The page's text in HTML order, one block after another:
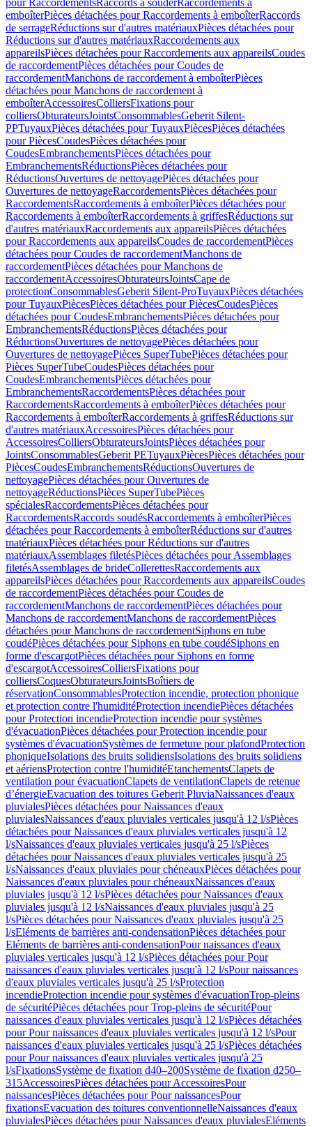
pour RaccordementsRaccords à souderRaccordements à
emboîterPièces détachées pour Raccordements à emboîterRaccords
de serrageRéductions sur d'autres matériauxPièces détachées pour
Réductions sur d'autres matériauxRaccordements aux
appareilsPièces détachées pour Raccordements aux appareilsCoudes
de raccordementPièces détachées pour Coudes de
raccordementManchons de raccordement à emboîterPièces
détachées pour Manchons de raccordement à
emboîterAccessoiresColliersFixations pour
colliersObturateursJointsConsommablesGeberit Silent-
PPTuyauxPièces détachées pour TuyauxPiècesPièces détachées
pour PiècesCoudesPièces détachées pour
CoudesEmbranchementsPièces détachées pour
EmbranchementsRéductionsPièces détachées pour
RéductionsOuvertures de nettoyagePièces détachées pour
Ouvertures de nettoyageRaccordementsPièces détachées pour
RaccordementsRaccordements à emboîterPièces détachées pour
Raccordements à emboîterRaccordements à griffesRéductions sur
d'autres matériauxRaccordements aux appareilsPièces détachées
pour Raccordements aux appareilsCoudes de raccordementPièces
détachées pour Coudes de raccordementManchons de
raccordementPièces détachées pour Manchons de
raccordementAccessoiresObturateursJointsCape de
protectionConsommablesGeberit Silent-ProTuyauxPièces détachées
pour TuyauxPiècesPièces détachées pour PiècesCoudesPièces
détachées pour CoudesEmbranchementsPièces détachées pour
EmbranchementsRéductionsPièces détachées pour
RéductionsOuvertures de nettoyagePièces détachées pour
Ouvertures de nettoyagePièces SuperTubePièces détachées pour
Pièces SuperTubeCoudesPièces détachées pour
CoudesEmbranchementsPièces détachées pour
EmbranchementsRaccordementsPièces détachées pour
RaccordementsRaccordements à emboîterPièces détachées pour
Raccordements à emboîterRaccordements à griffesRéductions sur
d'autres matériauxAccessoiresPièces détachées pour
AccessoiresColliersObturateursJointsPièces détachées pour
JointsConsommablesGeberit PETuyauxPiècesPièces détachées pour
PiècesCoudesEmbranchementsRéductionsOuvertures de
nettoyagePièces détachées pour Ouvertures de
nettoyageRéductionsPièces SuperTubePièces
spécialesRaccordementsPièces détachées pour
RaccordementsRaccords soudésRaccordements à emboîterPièces
détachées pour Raccordements à emboîterRéductions sur d'autres
matériauxPièces détachées pour Réductions sur d'autres
matériauxAssemblages filetésPièces détachées pour Assemblages
filetésAssemblages de brideCollerettesRaccordements aux
appareilsPièces détachées pour Raccordements aux appareilsCoudes
de raccordementPièces détachées pour Coudes de
raccordementManchons de raccordementPièces détachées pour
Manchons de raccordementManchons de raccordementPièces
détachées pour Manchons de raccordementSiphons en tube
coudéPièces détachées pour Siphons en tube coudéSiphons en
forme d'escargotPièces détachées pour Siphons en forme
d'escargotAccessoiresColliersFixations pour
colliersCoquesObturateursJointsBoîtiers de
réservationConsommablesProtection incendie, protection phonique
et protection contre l'humiditéProtection incendiePièces détachées
pour Protection incendieProtection incendie pour systèmes
d'évacuationPièces détachées pour Protection incendie pour
systèmes d'évacuationSystèmes de fermeture pour plafondProtection
phoniqueIsolations des bruits solidiensIsolations des bruits solidiens
et aériensProtection contre l'humiditéEtanchementsClapets de
ventilation pour évacuationClapets de ventilationClapets de retenue
d’énergieEvacuation des toitures Geberit PluviaNaissances d'eaux
pluvialesPièces détachées pour Naissances d'eaux
pluvialesNaissances d'eaux pluviales verticales jusqu'à 12 l/sPièces
détachées pour Naissances d'eaux pluviales verticales jusqu'à 12
l/sNaissances d'eaux pluviales verticales jusqu'à 25 l/sPièces
détachées pour Naissances d'eaux pluviales verticales jusqu'à 25
l/sNaissances d'eaux pluviales pour chéneauxPièces détachées pour
Naissances d'eaux pluviales pour chéneauxNaissances d'eaux
pluviales jusqu'à 12 l/sPièces détachées pour Naissances d'eaux
pluviales jusqu'à 12 l/sNaissances d'eaux pluviales jusqu'à 25
l/sPièces détachées pour Naissances d'eaux pluviales jusqu'à 25
l/sEléments de barrières anti-condensationPièces détachées pour
Eléments de barrières anti-condensationPour naissances d'eaux
pluviales verticales jusqu'à 12 l/sPièces détachées pour Pour
naissances d'eaux pluviales verticales jusqu'à 12 l/sPour naissances
d'eaux pluviales verticales jusqu'à 25 l/sProtection
incendieProtection incendie pour systèmes d'évacuationTrop-pleins
de sécuritéPièces détachées pour Trop-pleins de sécuritéPour
naissances d'eaux pluviales verticales jusqu'à 12 l/sPièces détachées
pour Pour naissances d'eaux pluviales verticales jusqu'à 12 l/sPour
naissances d'eaux pluviales verticales jusqu'à 25 l/sPièces détachées
pour Pour naissances d'eaux pluviales verticales jusqu'à 25
l/sFixationsSystème de fixation d40–200Système de fixation d250–
315AccessoiresPièces détachées pour AccessoiresPour
naissancesPièces détachées pour Pour naissancesPour
fixationsEvacuation des toitures conventionnelleNaissances d'eaux
pluvialesPièces détachées pour Naissances d'eaux pluvialesEléments